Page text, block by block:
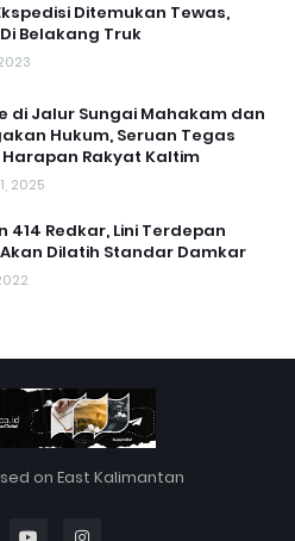
Ditemukan Tewas,
Belakang Truk
di Jalur Sungai Mahakam dan
Hukum, Seruan Tegas
Rakyat Kaltim
2025
414 Redkar, Lini Terdepan
Dilatih Standar Damkar
on East Kalimantan